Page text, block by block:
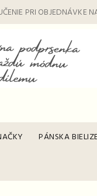
PRI OBJEDNÁVKE
PÁNSKA